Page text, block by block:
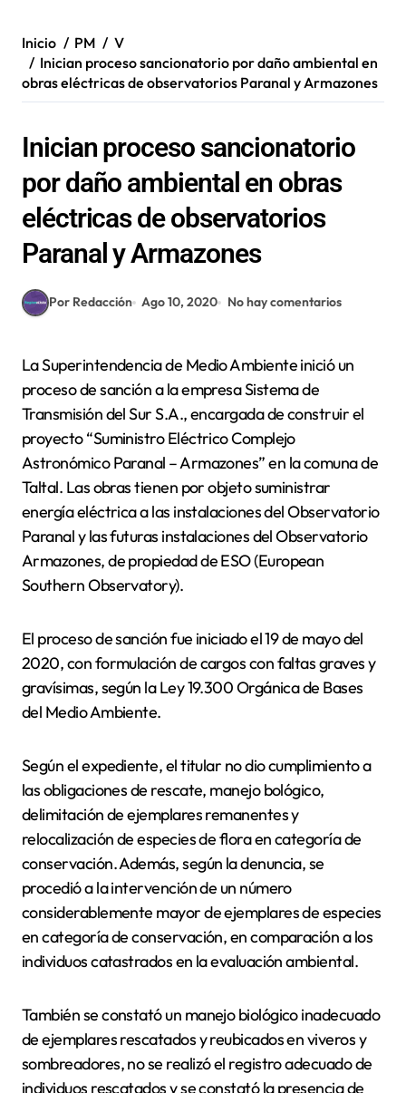
Inicio PM
V
Inician proceso sancionatorio por daño ambiental en
obras eléctricas de observatorios Paranal y Armazones
Inician proceso sancionatorio
por daño ambiental en obras
eléctricas de observatorios
Paranal y Armazones
Por Redacción Ago 10, 2020 No hay comentarios
La Superintendencia de Medio Ambiente inició un
proceso de sanción a la empresa Sistema de
Transmisión del Sur S.A., encargada de construir el
proyecto “Suministro Eléctrico Complejo
Astronómico Paranal – Armazones” en la comuna de
Taltal. Las obras tienen por objeto suministrar
energía eléctrica a las instalaciones del Observatorio
Paranal y las futuras instalaciones del Observatorio
Armazones, de propiedad de ESO (European
Southern Observatory).
El proceso de sanción fue iniciado el 19 de mayo del
2020, con formulación de cargos con faltas graves y
gravísimas, según la Ley 19.300 Orgánica de Bases
del Medio Ambiente.
Según el expediente, el titular no dio cumplimiento a
las obligaciones de rescate, manejo bológico,
delimitación de ejemplares remanentes y
relocalización de especies de flora en categoría de
conservación. Además, según la denuncia, se
procedió a la intervención de un número
considerablemente mayor de ejemplares de especies
en categoría de conservación, en comparación a los
individuos catastrados en la evaluación ambiental.
También se constató un manejo biológico inadecuado
de ejemplares rescatados y reubicados en viveros y
sombreadores, no se realizó el registro adecuado de
individuos rescatados y se constató la presencia de